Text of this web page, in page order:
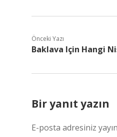
Önceki Yazı
Baklava Için Hangi
Bir yanıt yazın
E-posta adresiniz